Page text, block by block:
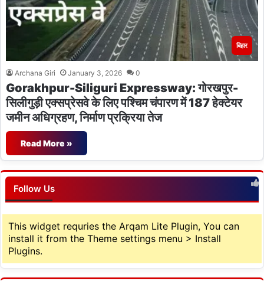
बिहार
Archana Giri January 3, 2026 0
Gorakhpur-Siliguri Expressway: गोरखपुर-
सिलीगुड़ी एक्सप्रेसवे के लिए पश्चिम चंपारण में 187 हेक्टेयर
जमीन अधिग्रहण, निर्माण प्रक्रिया तेज
Read More »
Follow Us
This widget requries the Arqam Lite Plugin, You can
install it from the Theme settings menu > Install
Plugins.